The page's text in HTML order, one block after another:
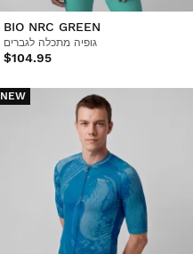
BIO NRC GREEN
גופיה מתכלה לגברים
$104.95
NEW